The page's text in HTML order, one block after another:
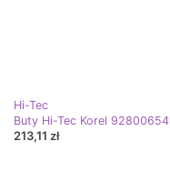
Hi-Tec
Buty Hi-Tec Korel
213,11 zł